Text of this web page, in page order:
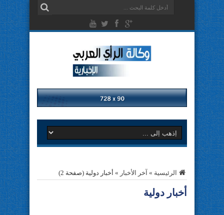
الرئيسية » آخر الأخبار » أخبار دولية (صفحة 2)
أخبار دولية